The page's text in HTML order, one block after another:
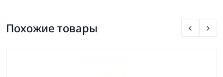
Похожие товары